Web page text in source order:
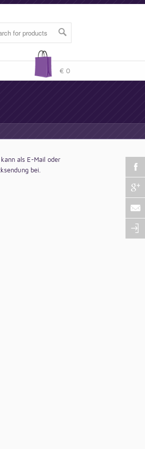
€ 0
als E-Mail oder
bei.